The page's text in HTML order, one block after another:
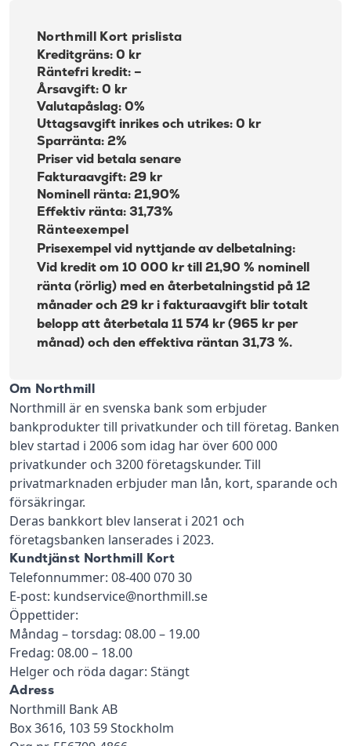
Northmill Kort prislista
Kreditgräns: 0 kr
Räntefri kredit: –
Årsavgift: 0 kr
Valutapåslag: 0%
Uttagsavgift inrikes och utrikes: 0 kr
Sparränta: 2%
Priser vid betala senare
Fakturaavgift: 29 kr
Nominell ränta: 21,90%
Effektiv ränta: 31,73%
Ränteexempel
Prisexempel vid nyttjande av delbetalning:
Vid kredit om 10 000 kr till 21,90 % nominell
ränta (rörlig) med en återbetalningstid på 12
månader och 29 kr i fakturaavgift blir totalt
belopp att återbetala 11 574 kr (965 kr per
månad) och den effektiva räntan 31,73 %.
Om Northmill
Northmill är en svenska bank som erbjuder
bankprodukter till privatkunder och till företag. Banken
blev startad i 2006 som idag har över 600 000
privatkunder och 3200 företagskunder. Till
privatmarknaden erbjuder man lån, kort, sparande och
försäkringar.
Deras bankkort blev lanserat i 2021 och
företagsbanken lanserades i 2023.
Kundtjänst Northmill Kort
Telefonnummer: 08-400 070 30
E-post: kundservice@northmill.se
Öppettider:
Måndag – torsdag: 08.00 – 19.00
Fredag: 08.00 – 18.00
Helger och röda dagar: Stängt
Adress
Northmill Bank AB
Box 3616, 103 59 Stockholm